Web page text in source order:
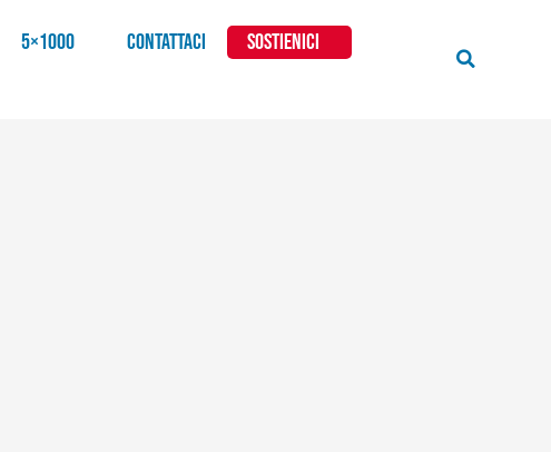
5×1000 CONTATTACI
SOSTIENICI